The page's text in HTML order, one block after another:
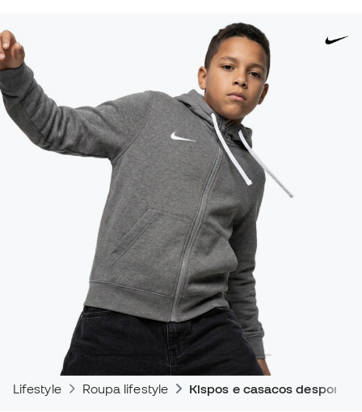
Lifestyle Roupa lifestyle Kispos e casacos